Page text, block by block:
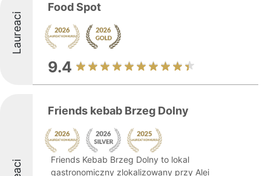
Laureaci
Food Spot
9.4
Friends kebab Brzeg Dolny
Friends Kebab Brzeg Dolny to lokal
gastronomiczny zlokalizowany przy Alei